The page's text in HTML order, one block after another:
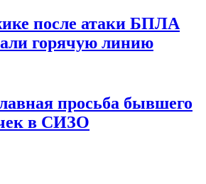
после атаки БПЛА
горячую линию
просьба бывшего
в СИЗО